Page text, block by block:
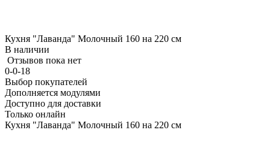
Кухня "Лаванда" Молочный 160 на 220 см
В наличии
Отзывов пока нет
0-0-18
Выбор покупателей
Дополняется модулями
Доступно для доставки
Только онлайн
Кухня "Лаванда" Молочный 160 на 220 см